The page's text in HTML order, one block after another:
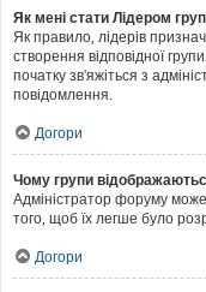
Як мені стати Лідером
Як правило, лідерів
створення відповідної
початку зв'яжіться з
повідомлення.
Догори
Чому групи
Адміністратор форуму
того, щоб їх легше було
Догори